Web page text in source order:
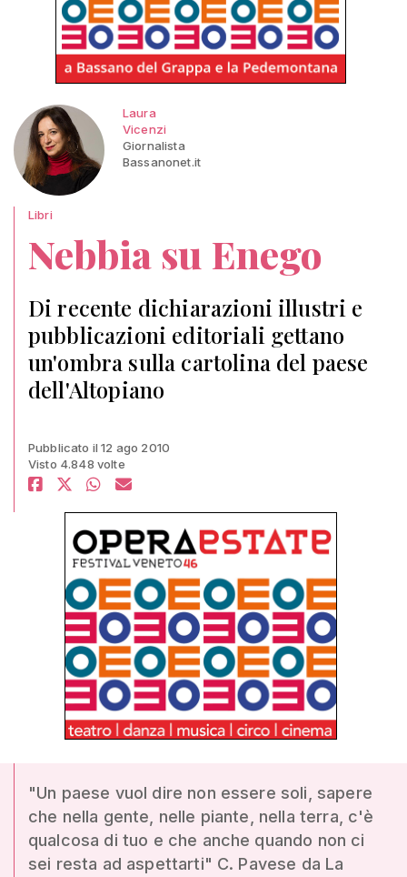
Laura
Vicenzi
Giornalista
Bassanonet.it
Libri
Nebbia su Enego
Di recente dichiarazioni illustri e
pubblicazioni editoriali gettano
un'ombra sulla cartolina del paese
dell'Altopiano
Pubblicato il 12 ago 2010
Visto 4.848 volte
"Un paese vuol dire non essere soli, sapere
che nella gente, nelle piante, nella terra, c'è
qualcosa di tuo e che anche quando non ci
sei resta ad aspettarti" C. Pavese da La